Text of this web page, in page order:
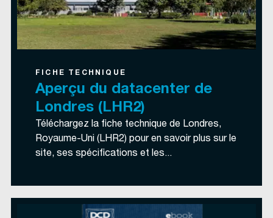
FICHE TECHNIQUE
Aperçu du datacenter de
Londres (LHR2)
Téléchargez la fiche technique de Londres,
Royaume-Uni (LHR2) pour en savoir plus sur le
site, ses spécifications et les...